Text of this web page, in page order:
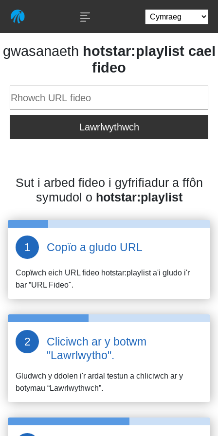
gwasanaeth hotstar:playlist cael
fideo
Lawrlwythwch
Sut i arbed fideo i gyfrifiadur a ffôn
symudol o hotstar:playlist
Copïo a gludo URL
Copïwch eich URL fideo hotstar:playlista'i gludo i'r
bar ”URL Fideo".
Cliciwch ar y botwm
"Lawrlwytho".
Gludwch y ddolen i'r ardal testun a chliciwch ar y
botymau “Lawrlwythwch”.